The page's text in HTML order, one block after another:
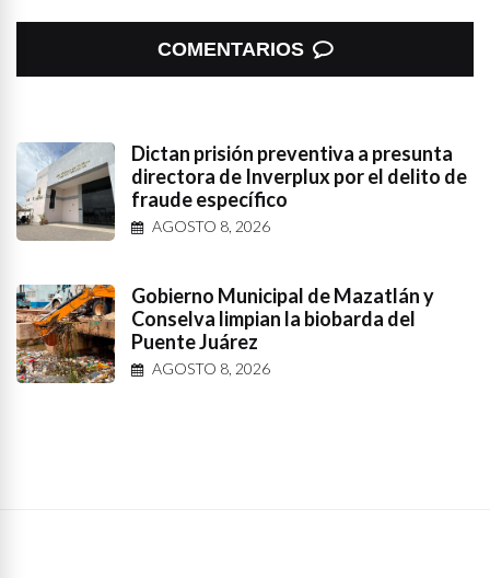
COMENTARIOS
Dictan prisión preventiva a presunta
directora de Inverplux por el delito de
fraude específico
AGOSTO 8, 2026
Gobierno Municipal de Mazatlán y
Conselva limpian la biobarda del
Puente Juárez
AGOSTO 8, 2026